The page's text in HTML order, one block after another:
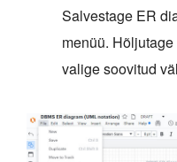
Salvestage ER
menüü.
valige soovitud